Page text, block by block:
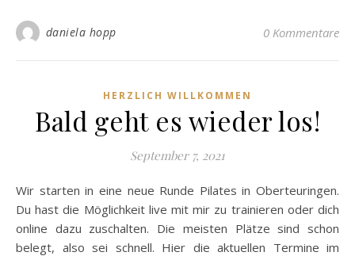
daniela hopp 0 Kommentare
HERZLICH WILLKOMMEN
Bald geht es wieder los!
September 7, 2021
Wir starten in eine neue Runde Pilates in Oberteuringen.
Du hast die Möglichkeit live mit mir zu trainieren oder dich
online dazu zuschalten. Die meisten Plätze sind schon
belegt, also sei schnell. Hier die aktuellen Termine im